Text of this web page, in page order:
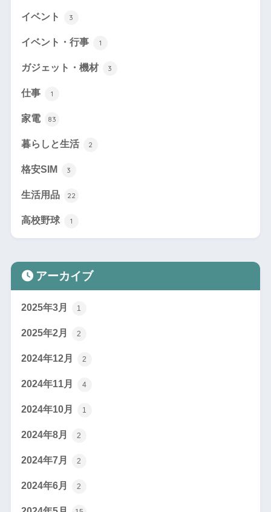
イベント 3
イベント・行事 1
ガジェット・機材 3
仕事 1
家電 83
暮らしと生活 2
格安SIM 3
生活用品 22
高校野球 1
アーカイブ
2025年3月 1
2025年2月 2
2024年12月 2
2024年11月 4
2024年10月 1
2024年8月 2
2024年7月 2
2024年6月 2